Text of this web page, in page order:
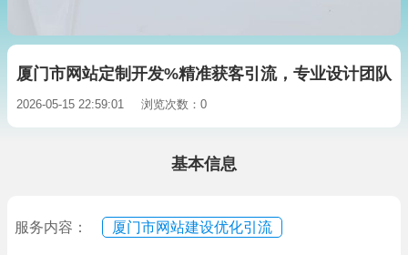
厦门市网站定制开发%精准获客引流，专业设计团队
2026-05-15 22:59:01 浏览次数：0
基本信息
服务内容： 厦门市网站建设优化引流